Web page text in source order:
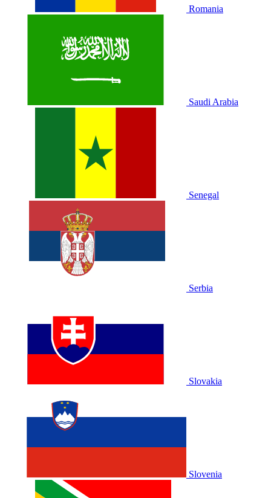
Romania
Saudi Arabia
Senegal
Serbia
Slovakia
Slovenia